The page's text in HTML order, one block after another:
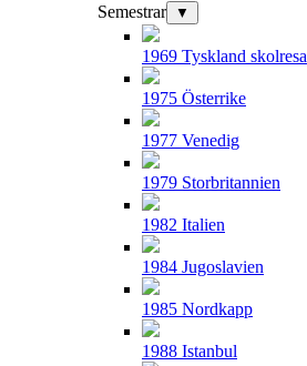
Semestrar ▼
1969 Tyskland skolresa
1975 Österrike
1977 Venedig
1979 Storbritannien
1982 Italien
1984 Jugoslavien
1985 Nordkapp
1988 Istanbul